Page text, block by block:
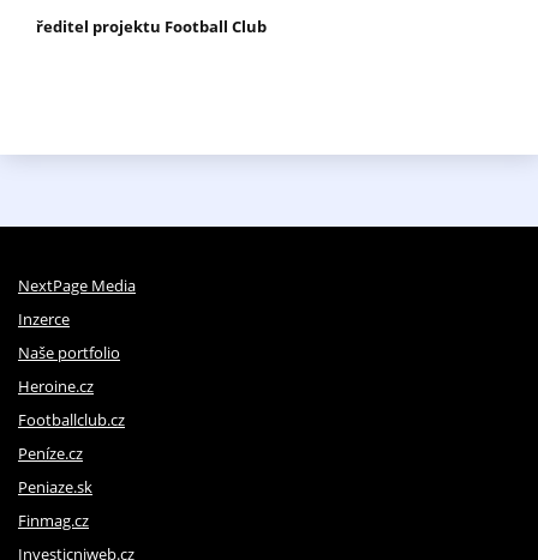
ředitel projektu Football Club
NextPage Media
Inzerce
Naše portfolio
Heroine.cz
Footballclub.cz
Peníze.cz
Peniaze.sk
Finmag.cz
Investicniweb.cz